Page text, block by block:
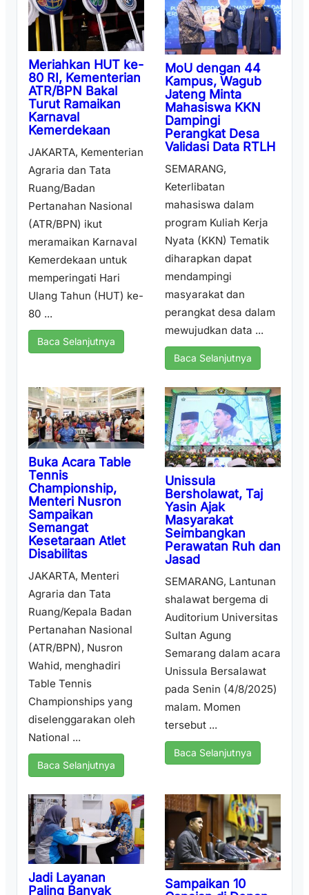
Meriahkan HUT ke-
80 RI, Kementerian
ATR/BPN Bakal
Turut Ramaikan
Karnaval
Kemerdekaan
JAKARTA, Kementerian
Agraria dan Tata
Ruang/Badan
Pertanahan Nasional
(ATR/BPN) ikut
meramaikan Karnaval
Kemerdekaan untuk
memperingati Hari
Ulang Tahun (HUT) ke-
80 ...
Baca Selanjutnya
MoU dengan 44
Kampus, Wagub
Jateng Minta
Mahasiswa KKN
Dampingi
Perangkat Desa
Validasi Data RTLH
SEMARANG,
Keterlibatan
mahasiswa dalam
program Kuliah Kerja
Nyata (KKN) Tematik
diharapkan dapat
mendampingi
masyarakat dan
perangkat desa dalam
mewujudkan data ...
Baca Selanjutnya
Buka Acara Table
Tennis
Championship,
Menteri Nusron
Sampaikan
Semangat
Kesetaraan Atlet
Disabilitas
JAKARTA, Menteri
Agraria dan Tata
Ruang/Kepala Badan
Pertanahan Nasional
(ATR/BPN), Nusron
Wahid, menghadiri
Table Tennis
Championships yang
diselenggarakan oleh
National ...
Baca Selanjutnya
Unissula
Bersholawat, Taj
Yasin Ajak
Masyarakat
Seimbangkan
Perawatan Ruh dan
Jasad
SEMARANG, Lantunan
shalawat bergema di
Auditorium Universitas
Sultan Agung
Semarang dalam acara
Unissula Bersalawat
pada Senin (4/8/2025)
malam. Momen
tersebut ...
Baca Selanjutnya
Jadi Layanan
Paling Banyak
Sampaikan 10